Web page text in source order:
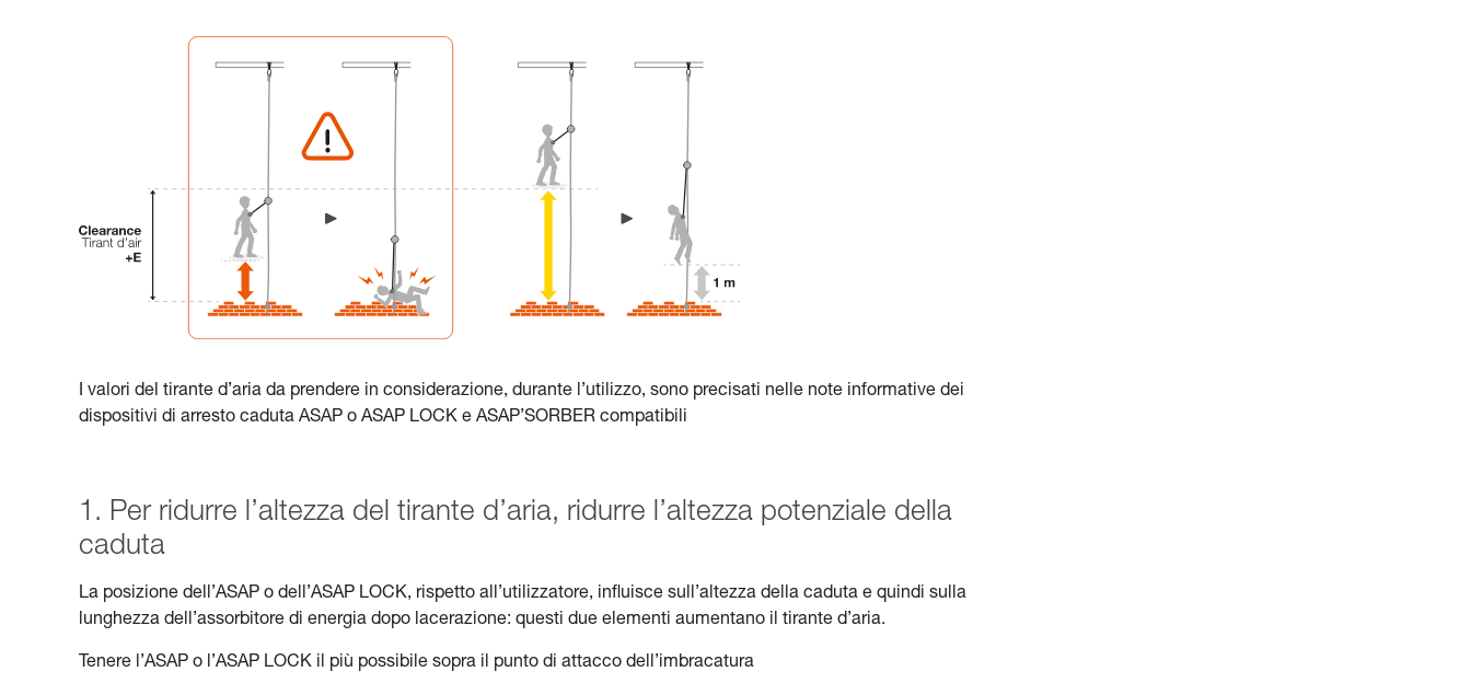
I valori del tirante d’aria da prendere in considerazione, durante l’utilizzo, sono precisati nelle note informative dei
dispositivi di arresto caduta ASAP o ASAP LOCK e ASAP’SORBER compatibili
1. Per ridurre l’altezza del tirante d’aria, ridurre l’altezza potenziale della
caduta
La posizione dell’ASAP o dell’ASAP LOCK, rispetto all’utilizzatore, influisce sull’altezza della caduta e quindi sulla
lunghezza dell’assorbitore di energia dopo lacerazione: questi due elementi aumentano il tirante d’aria.
Tenere l’ASAP o l’ASAP LOCK il più possibile sopra il punto di attacco dell’imbracatura